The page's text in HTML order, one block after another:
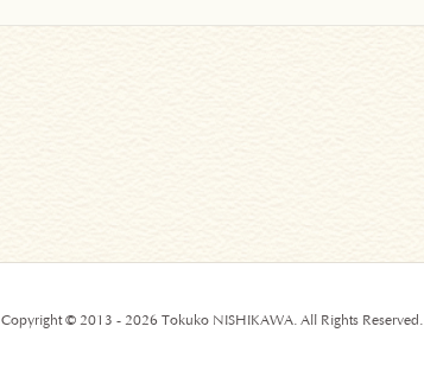
Copyright © 2013 - 2026 Tokuko NISHIKAWA. All Rights Reserved.